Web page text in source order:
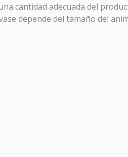
cantidad adecuada del
depende del tamaño del